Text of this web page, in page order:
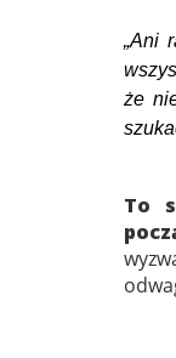
„Ani
że
To